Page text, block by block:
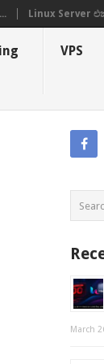
Linux Server
VPS
March